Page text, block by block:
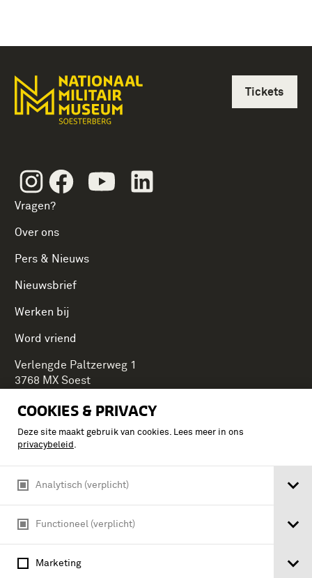
COOKIES & PRIVACY
Deze site maakt gebruik van cookies. Lees meer in ons
privacybeleid .
Analytisch (verplicht)
Functioneel (verplicht)
Marketing
InstagramFacebookYoutube
Vragen?
Over ons
Pers & Nieuws
Nieuwsbrief
Werken bij
Word vriend
Tickets
Verlengde Paltzerweg 1
3768 MX Soest
Onderdeel van Stichting Koninklijke Defensiemusea,